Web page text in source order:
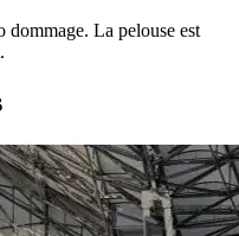
dommage. La pelouse est